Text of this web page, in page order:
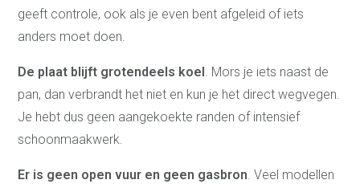
geeft controle, ook als je even bent afgeleid of iets
anders moet doen.
De plaat blijft grotendeels koel. Mors je iets naast de
pan, dan verbrandt het niet en kun je het direct wegvegen.
Je hebt dus geen aangekoekte randen of intensief
schoonmaakwerk.
Er is geen open vuur en geen gasbron. Veel modellen